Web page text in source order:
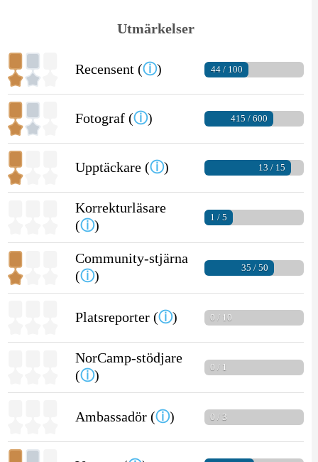
Utmärkelser
Recensent (ⓘ) 44 / 100
Fotograf (ⓘ) 415 / 600
Upptäckare (ⓘ) 13 / 15
Korrekturläsare
(ⓘ)
1 / 5
Community-stjärna
(ⓘ)
35 / 50
Platsreporter (ⓘ) 0 / 10
NorCamp-stödjare
(ⓘ)
0 / 1
Ambassadör (ⓘ) 0 / 3